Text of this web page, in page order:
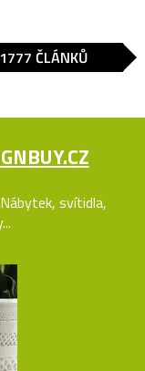
ČLÁNKŮ
svítidla,